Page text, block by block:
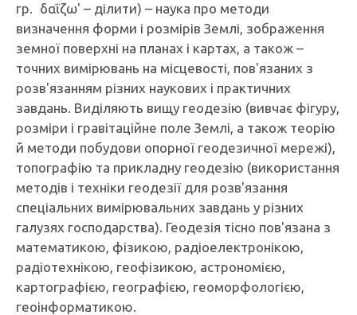
гр. δαΐζω' – ділити) – наука про методи
визначення форми і розмірів Землі, зображення
земної поверхні на планах і картах, а також –
точних вимірювань на місцевості, пов'язаних з
розв'язанням різних наукових і практичних
завдань. Виділяють вищу геодезію (вивчає фігуру,
розміри і гравітаційне поле Землі, а також теорію
й методи побудови опорної геодезичної мережі),
топографію та прикладну геодезію (використання
методів і техніки геодезії для розв'язання
спеціальних вимірювальних завдань у різних
галузях господарства). Геодезія тісно пов'язана з
математикою, фізикою, радіоелектронікою,
радіотехнікою, геофізикою, астрономією,
картографією, географією, геоморфологією,
геоінформатикою.